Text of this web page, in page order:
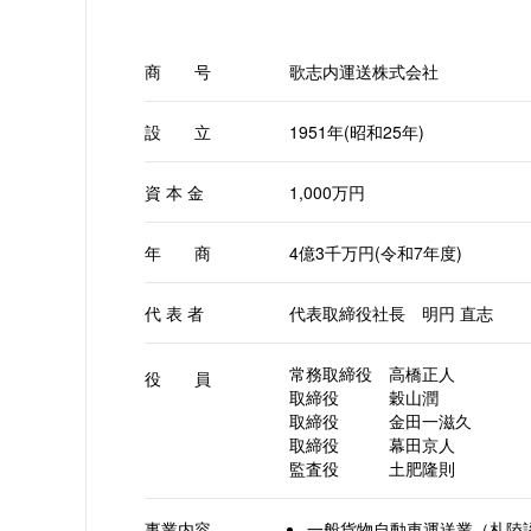
商 号 歌志内運送株式会社
設 立 1951年(昭和25年)
資 本 金 1,000万円
年 商 4億3千万円(令和7年度)
代 表 者 代表取締役社長 明円 直志
役 員 常務取締役 高橋正人
取締役
穀山潤
取締役
金田一滋久
取締役
幕田京人
監査役
土肥隆則